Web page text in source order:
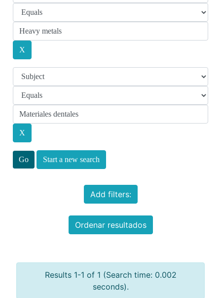
Start a new search
Add filters:
Ordenar resultados
Results 1-1 of 1 (Search time: 0.002
seconds).